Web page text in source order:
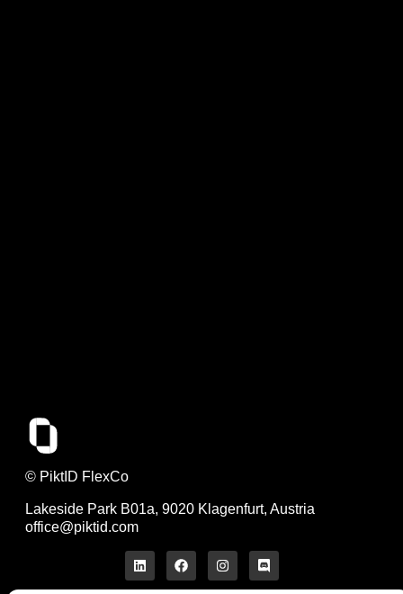
© PiktID FlexCo
Lakeside Park B01a, 9020 Klagenfurt, Austria
office@piktid.com